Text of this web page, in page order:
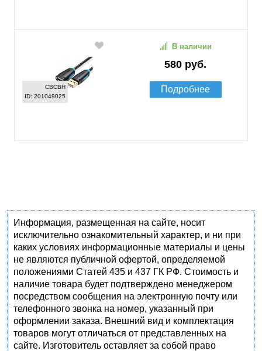
CBCBH
ID: 201049025
580 руб.
В наличии
Подробнее
Информация, размещенная на сайте, носит
исключительно ознакомительный характер, и ни при
каких условиях информационные материалы и цены
не являются публичной офертой, определяемой
положениями Статей 435 и 437 ГК РФ. Стоимость и
наличие товара будет подтверждено менеджером
посредством сообщения на электронную почту или
телефонного звонка на номер, указанный при
оформлении заказа. Внешний вид и комплектация
товаров могут отличаться от представленных на
сайте. Изготовитель оставляет за собой право